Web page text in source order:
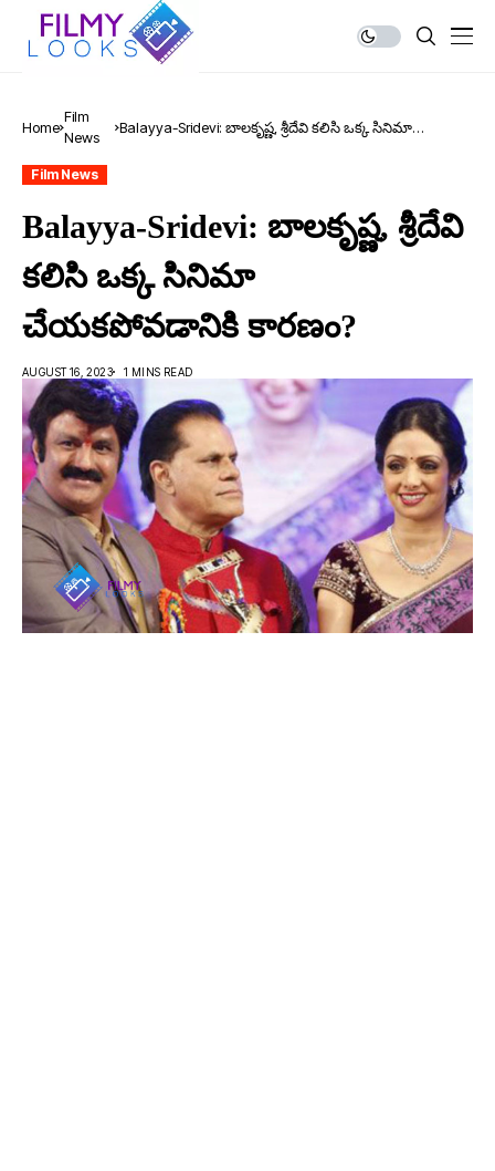
Home
Film
News
Balayya-Sridevi: బాల‌కృష్ణ‌, శ్రీదేవి క‌లిసి ఒక్క సినిమా
Film News
Balayya-Sridevi: బాల‌కృష్ణ‌, శ్రీదేవి
క‌లిసి ఒక్క సినిమా
చేయ‌క‌పోవ‌డానికి కార‌ణం?
AUGUST 16, 2023 1 MINS READ